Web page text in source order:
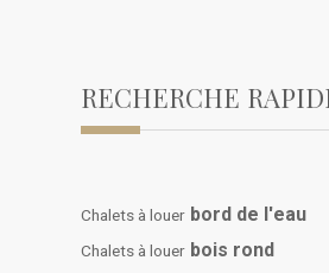
RECHERCHE
Chalets à louer bord de l'eau
Chalets à louer bois rond